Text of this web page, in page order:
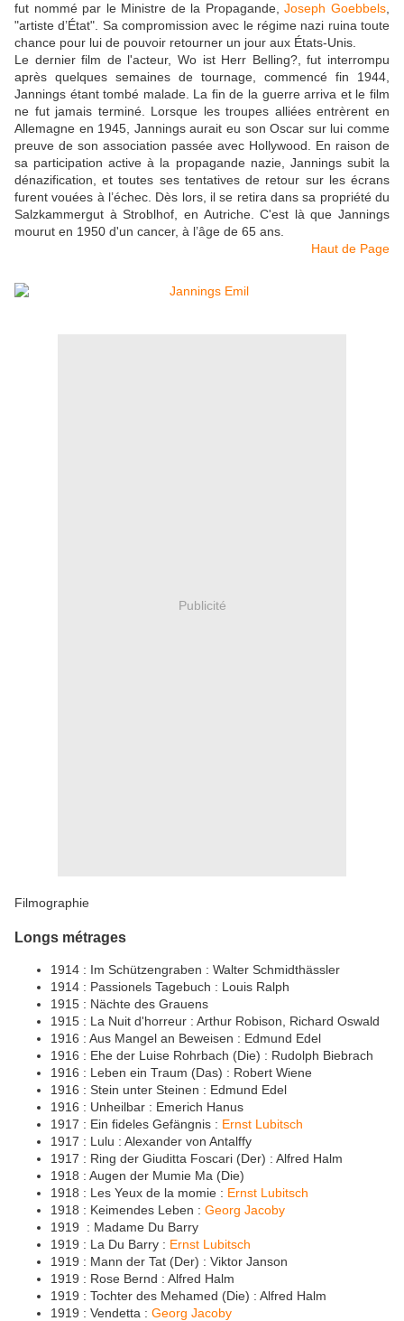
fut nommé par le Ministre de la Propagande,Joseph Goebbels
"artiste d’État". Sa compromission avec le régime nazi ruina toute
chance pour lui de pouvoir retourner un jour aux États-Unis.
Le dernier film de l'acteur, Wo ist Herr Belling?, fut interrompu
après quelques semaines de tournage, commencé fin 1944,
Jannings étant tombé malade. La fin de la guerre arriva et le film
ne fut jamais terminé. Lorsque les troupes alliées entrèrent en
Allemagne en 1945, Jannings aurait eu son Oscar sur lui comme
preuve de son association passée avec Hollywood. En raison de
sa participation active à la propagande nazie, Jannings subit la
dénazification, et toutes ses tentatives de retour sur les écrans
furent vouées à l’échec. Dès lors, il se retira dans sa propriété du
Salzkammergut à Stroblhof, en Autriche. C'est là que Jannings
mourut en 1950 d'un cancer, à l’âge de 65 ans.
Haut de Page
Publicité
Filmographie
Longs métrages
1914 : Im Schützengraben : Walter Schmidthässler
1914 : Passionels Tagebuch : Louis Ralph
1915 : Nächte des Grauens
1915 : La Nuit d'horreur : Arthur Robison, Richard Oswald
1916 : Aus Mangel an Beweisen : Edmund Edel
1916 : Ehe der Luise Rohrbach (Die) : Rudolph Biebrach
1916 : Leben ein Traum (Das) : Robert Wiene
1916 : Stein unter Steinen : Edmund Edel
1916 : Unheilbar : Emerich Hanus
1917 : Ein fideles Gefängnis : Ernst Lubitsch
1917 : Lulu : Alexander von Antalffy
1917 : Ring der Giuditta Foscari (Der) : Alfred Halm
1918 : Augen der Mumie Ma (Die)
1918 : Les Yeux de la momie : Ernst Lubitsch
1918 : Keimendes Leben : Georg Jacoby
1919 : Madame Du Barry
1919 : La Du Barry : Ernst Lubitsch
1919 : Mann der Tat (Der) : Viktor Janson
1919 : Rose Bernd : Alfred Halm
1919 : Tochter des Mehamed (Die) : Alfred Halm
1919 : Vendetta : Georg Jacoby